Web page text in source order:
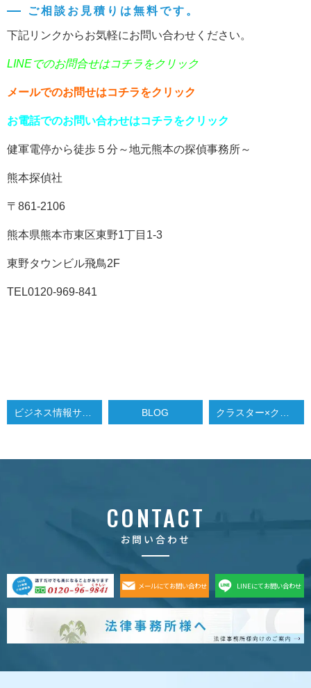
ご相談お見積りは無料です。
下記リンクからお気軽にお問い合わせください。
LINEでのお問合せはコチラをクリック
メールでのお問せはコチラをクリック
お電話でのお問い合わせはコチラをクリック
健軍電停から徒歩５分～地元熊本の探偵事務所～
熊本探偵社
〒861-2106
熊本県熊本市東区東野1丁目1-3
東野タウンビル飛鳥2F
TEL0120-969-841
BLOG
CONTACT
お問い合わせ
メールにてお問い合わせ LINEにてお問い合わせ